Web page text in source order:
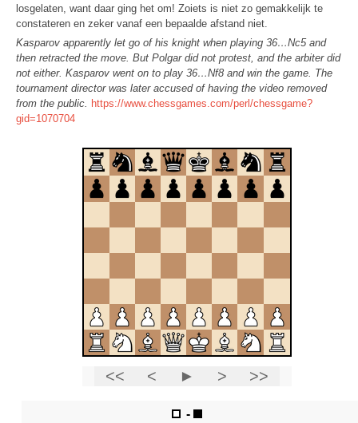
losgelaten, want daar ging het om! Zoiets is niet zo gemakkelijk te
constateren en zeker vanaf een bepaalde afstand niet.
Kasparov apparently let go of his knight when playing 36…Nc5 and
then retracted the move. But Polgar did not protest, and the arbiter did
not either. Kasparov went on to play 36…Nf8 and win the game. The
tournament director was later accused of having the video removed
from the public.
https://www.chessgames.com/perl/chessgame?
gid=1070704